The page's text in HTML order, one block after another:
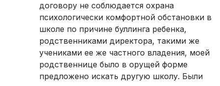
договору не соблюдается охрана
психологически комфортной обстановки в
школе по причине буллинга ребенка,
родственниками директора, такими же
учениками ее же частного владения, моей
родственнице было в орущей форме
предложено искать другую школу. Были